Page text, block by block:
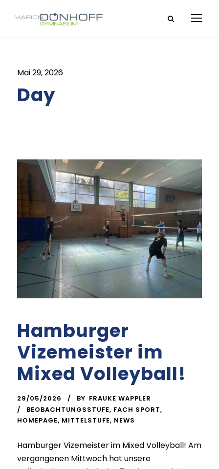
Mai 29, 2026
Day
Hamburger
Vizemeister im
Mixed Volleyball!
29/05/2026 BY FRAUKE WAPPLER
BEOBACHTUNGSSTUFE, FACH SPORT,
HOMEPAGE, MITTELSTUFE, NEWS
Hamburger Vizemeister im Mixed Volleyball! Am
vergangenen Mittwoch hat unsere